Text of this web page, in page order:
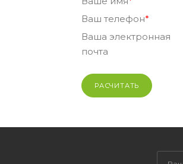
Ваш телефон*
Ваша электронная
почта